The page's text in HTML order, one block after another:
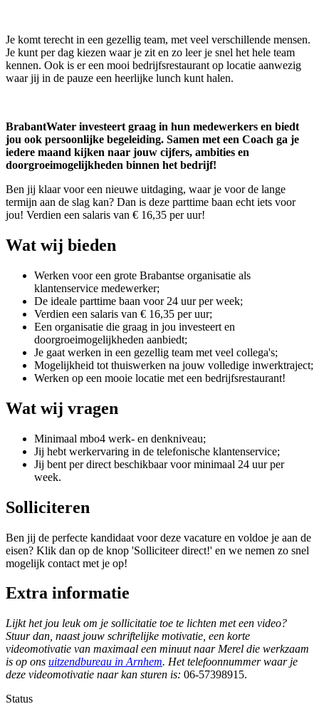
Je komt terecht in een gezellig team, met veel verschillende mensen.
Je kunt per dag kiezen waar je zit en zo leer je snel het hele team
kennen. Ook is er een mooi bedrijfsrestaurant op locatie aanwezig
waar jij in de pauze een heerlijke lunch kunt halen.
BrabantWater investeert graag in hun medewerkers en biedt
jou ook persoonlijke begeleiding. Samen met een Coach ga je
iedere maand kijken naar jouw cijfers, ambities en
doorgroeimogelijkheden binnen het bedrijf!
Ben jij klaar voor een nieuwe uitdaging, waar je voor de lange
termijn aan de slag kan? Dan is deze parttime baan echt iets voor
jou! Verdien een salaris van € 16,35 per uur!
Wat wij bieden
Werken voor een grote Brabantse organisatie als
klantenservice medewerker;
De ideale parttime baan voor 24 uur per week;
Verdien een salaris van € 16,35 per uur;
Een organisatie die graag in jou investeert en
doorgroeimogelijkheden aanbiedt;
Je gaat werken in een gezellig team met veel collega's;
Mogelijkheid tot thuiswerken na jouw volledige inwerktraject;
Werken op een mooie locatie met een bedrijfsrestaurant!
Wat wij vragen
Minimaal mbo4 werk- en denkniveau;
Jij hebt werkervaring in de telefonische klantenservice;
Jij bent per direct beschikbaar voor minimaal 24 uur per
week.
Solliciteren
Ben jij de perfecte kandidaat voor deze vacature en voldoe je aan de
eisen? Klik dan op de knop 'Solliciteer direct!' en we nemen zo snel
mogelijk contact met je op!
Extra informatie
Lijkt het jou leuk om je sollicitatie toe te lichten met een video?
Stuur dan, naast jouw schriftelijke motivatie, een korte
videomotivatie van maximaal een minuut naar Merel die werkzaam
is op ons uitzendbureau in Arnhem. Het telefoonnummer waar je
deze videomotivatie naar kan sturen is: 06-57398915.
Status